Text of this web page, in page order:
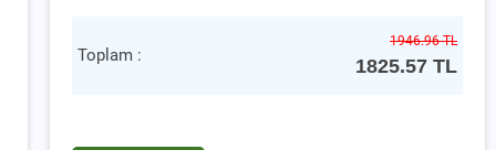
Toplam :
1946.96 TL
1825.57 TL